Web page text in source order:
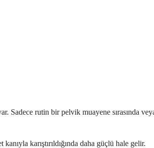
Sadece rutin bir pelvik muayene sırasında
karıştırıldığında daha güçlü hale gelir.